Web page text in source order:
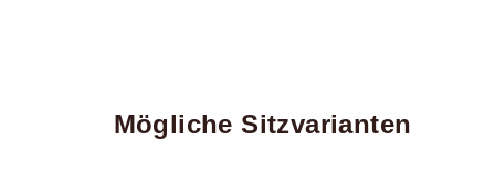
Mögliche Sitzvarianten